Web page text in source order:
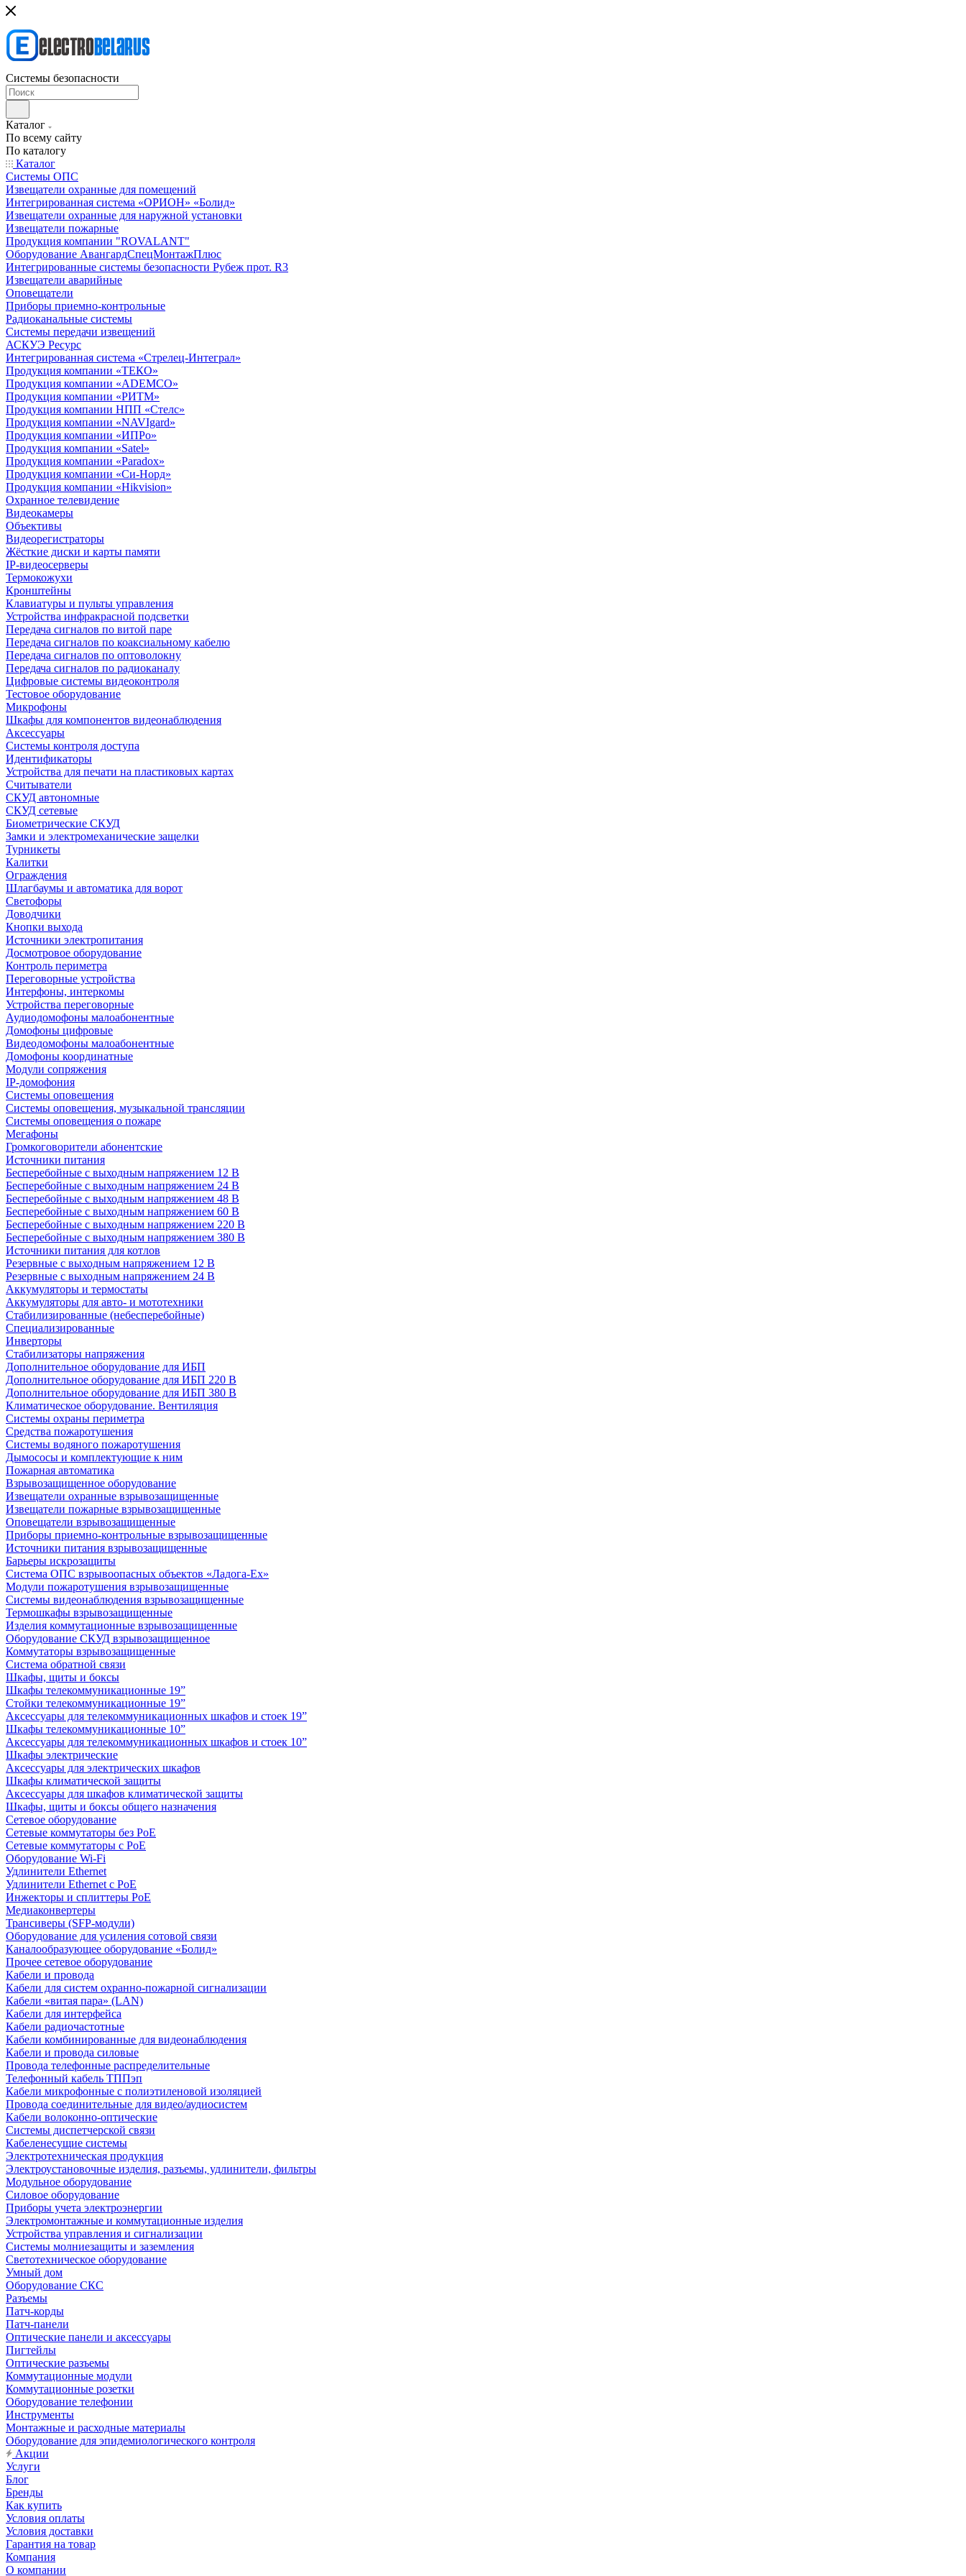
Системы безопасности
Каталог
По всему сайту
По каталогу
Каталог
Системы ОПС
Извещатели охранные для помещений
Интегрированная система «ОРИОН» «Болид»
Извещатели охранные для наружной установки
Извещатели пожарные
Продукция компании "ROVALANT"
Оборудование АвангардСпецМонтажПлюс
Интегрированные системы безопасности Рубеж прот. R3
Извещатели аварийные
Оповещатели
Приборы приемно-контрольные
Радиоканальные системы
Системы передачи извещений
АСКУЭ Ресурс
Интегрированная система «Стрелец-Интеграл»
Продукция компании «ТЕКО»
Продукция компании «ADEMCO»
Продукция компании «РИТМ»
Продукция компании НПП «Стелс»
Продукция компании «NAVIgard»
Продукция компании «ИПРо»
Продукция компании «Satel»
Продукция компании «Paradox»
Продукция компании «Си-Норд»
Продукция компании «Hikvision»
Охранное телевидение
Видеокамеры
Объективы
Видеорегистраторы
Жёсткие диски и карты памяти
IP-видеосерверы
Термокожухи
Кронштейны
Клавиатуры и пульты управления
Устройства инфракрасной подсветки
Передача сигналов по витой паре
Передача сигналов по коаксиальному кабелю
Передача сигналов по оптоволокну
Передача сигналов по радиоканалу
Цифровые системы видеоконтроля
Тестовое оборудование
Микрофоны
Шкафы для компонентов видеонаблюдения
Аксессуары
Системы контроля доступа
Идентификаторы
Устройства для печати на пластиковых картах
Считыватели
СКУД автономные
СКУД сетевые
Биометрические СКУД
Замки и электромеханические защелки
Турникеты
Калитки
Ограждения
Шлагбаумы и автоматика для ворот
Светофоры
Доводчики
Кнопки выхода
Источники электропитания
Досмотровое оборудование
Контроль периметра
Переговорные устройства
Интерфоны, интеркомы
Устройства переговорные
Аудиодомофоны малоабонентные
Домофоны цифровые
Видеодомофоны малоабонентные
Домофоны координатные
Модули сопряжения
IP-домофония
Системы оповещения
Системы оповещения, музыкальной трансляции
Системы оповещения о пожаре
Мегафоны
Громкоговорители абонентские
Источники питания
Бесперебойные с выходным напряжением 12 В
Бесперебойные с выходным напряжением 24 В
Бесперебойные с выходным напряжением 48 В
Бесперебойные с выходным напряжением 60 В
Бесперебойные с выходным напряжением 220 В
Бесперебойные с выходным напряжением 380 В
Источники питания для котлов
Резервные с выходным напряжением 12 В
Резервные с выходным напряжением 24 В
Аккумуляторы и термостаты
Аккумуляторы для авто- и мототехники
Стабилизированные (небесперебойные)
Специализированные
Инверторы
Стабилизаторы напряжения
Дополнительное оборудование для ИБП
Дополнительное оборудование для ИБП 220 В
Дополнительное оборудование для ИБП 380 В
Климатическое оборудование. Вентиляция
Системы охраны периметра
Средства пожаротушения
Системы водяного пожаротушения
Дымососы и комплектующие к ним
Пожарная автоматика
Взрывозащищенное оборудование
Извещатели охранные взрывозащищенные
Извещатели пожарные взрывозащищенные
Оповещатели взрывозащищенные
Приборы приемно-контрольные взрывозащищенные
Источники питания взрывозащищенные
Барьеры искрозащиты
Система ОПС взрывоопасных объектов «Ладога-Ex»
Модули пожаротушения взрывозащищенные
Системы видеонаблюдения взрывозащищенные
Термошкафы взрывозащищенные
Изделия коммутационные взрывозащищенные
Оборудование СКУД взрывозащищенное
Коммутаторы взрывозащищенные
Система обратной связи
Шкафы, щиты и боксы
Шкафы телекоммуникационные 19”
Стойки телекоммуникационные 19”
Аксессуары для телекоммуникационных шкафов и стоек 19”
Шкафы телекоммуникационные 10”
Аксессуары для телекоммуникационных шкафов и стоек 10”
Шкафы электрические
Аксессуары для электрических шкафов
Шкафы климатической защиты
Аксессуары для шкафов климатической защиты
Шкафы, щиты и боксы общего назначения
Сетевое оборудование
Сетевые коммутаторы без PoE
Сетевые коммутаторы с PoE
Оборудование Wi-Fi
Удлинители Ethernet
Удлинители Ethernet с PoE
Инжекторы и сплиттеры PoE
Медиаконвертеры
Трансиверы (SFP-модули)
Оборудование для усиления сотовой связи
Каналообразующее оборудование «Болид»
Прочее сетевое оборудование
Кабели и провода
Кабели для систем охранно-пожарной сигнализации
Кабели «витая пара» (LAN)
Кабели для интерфейса
Кабели радиочастотные
Кабели комбинированные для видеонаблюдения
Кабели и провода силовые
Провода телефонные распределительные
Телефонный кабель ТППэп
Кабели микрофонные с полиэтиленовой изоляцией
Провода соединительные для видео/аудиосистем
Кабели волоконно-оптические
Системы диспетчерской связи
Кабеленесущие системы
Электротехническая продукция
Электроустановочные изделия, разъемы, удлинители, фильтры
Модульное оборудование
Силовое оборудование
Приборы учета электроэнергии
Электромонтажные и коммутационные изделия
Устройства управления и сигнализации
Системы молниезащиты и заземления
Светотехническое оборудование
Умный дом
Оборудование СКС
Разъемы
Патч-корды
Патч-панели
Оптические панели и аксессуары
Пигтейлы
Оптические разъемы
Коммутационные модули
Коммутационные розетки
Оборудование телефонии
Инструменты
Монтажные и расходные материалы
Оборудование для эпидемиологического контроля
Акции
Услуги
Блог
Бренды
Как купить
Условия оплаты
Условия доставки
Гарантия на товар
Компания
О компании